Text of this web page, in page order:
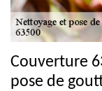
Couverture
pose de